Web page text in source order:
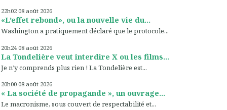
22h02 08 août 2026
«L’effet rebond», ou la nouvelle vie du...
Washington a pratiquement déclaré que le protocole...
20h24 08 août 2026
La Tondelière veut interdire X ou les films...
Je n’y comprends plus rien ! La Tondelière est...
20h00 08 août 2026
« La société de propagande », un ouvrage...
Le macronisme, sous couvert de respectabilité et...